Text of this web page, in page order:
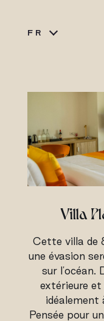
FR
Villa
Cette villa de
une évasion
sur l'océan.
extérieure et
idéalement
Pensée pour